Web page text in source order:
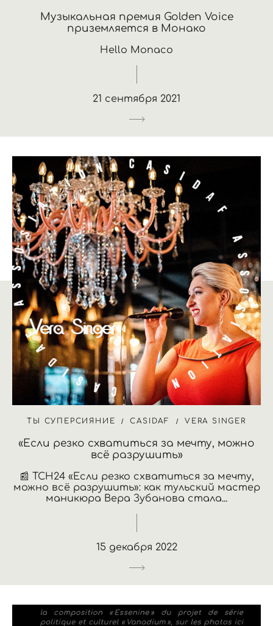
Музыкальная премия Golden Voice
приземляется в Монако
Hello Monaco
21 сентября 2021
ТЫ СУПЕРСИЯНИЕ CASIDAF VERA SINGER
«Если резко схватиться за мечту, можно
всё разрушить»
📰 ТСН24 «Если резко схватиться за мечту,
можно всё разрушить»: как тульский мастер
маникюра Вера Зубанова стала...
15 декабря 2022